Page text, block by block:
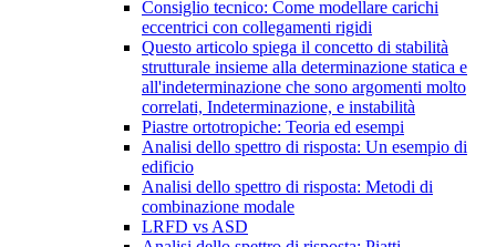
Consiglio tecnico: Come modellare carichi
eccentrici con collegamenti rigidi
Questo articolo spiega il concetto di stabilità
strutturale insieme alla determinazione statica e
all'indeterminazione che sono argomenti molto
correlati, Indeterminazione, e instabilità
Piastre ortotropiche: Teoria ed esempi
Analisi dello spettro di risposta: Un esempio di
edificio
Analisi dello spettro di risposta: Metodi di
combinazione modale
LRFD vs ASD